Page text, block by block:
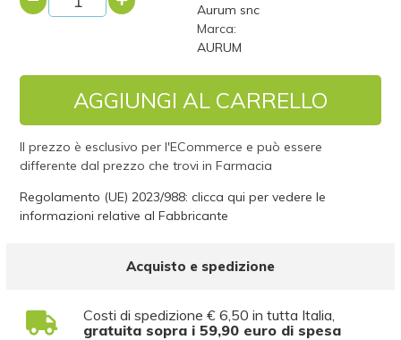
Aurum snc
Marca:
AURUM
AGGIUNGI AL CARRELLO
Il prezzo è esclusivo per l'ECommerce e può essere
differente dal prezzo che trovi in Farmacia
Regolamento (UE) 2023/988: clicca qui per vedere le
informazioni relative al Fabbricante
Acquisto e spedizione
Costi di spedizione € 6,50 in tutta Italia,
gratuita sopra i 59,90 euro di spesa